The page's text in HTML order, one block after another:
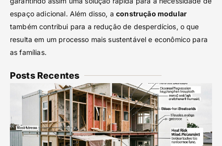
espaço adicional. Além disso, aconstrução modular
também contribui para a redução de desperdícios, o que
resulta em um processo mais sustentável e econômico para
as famílias.
Posts Recentes